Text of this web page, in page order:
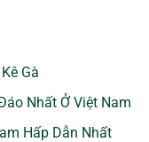
Gà
Nhất Ở Việt Nam
Hấp Dẫn Nhất